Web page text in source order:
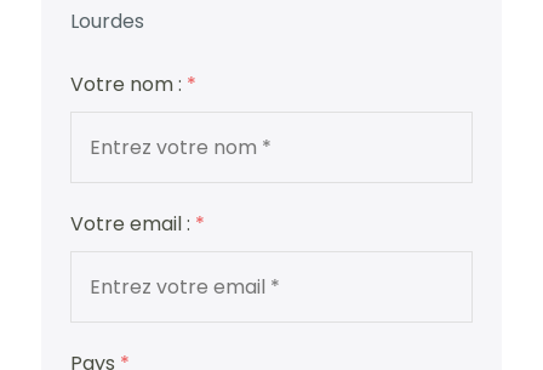
Lourdes
Votre nom : *
Votre email : *
Pays *